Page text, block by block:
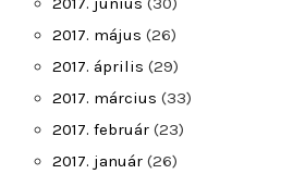
2017. május (26)
2017. április (29)
2017. március (33)
2017. február (23)
2017. január (26)